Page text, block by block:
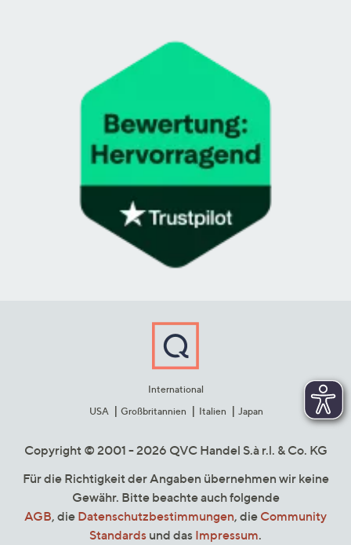
International
USA
Großbritannien Italien Japan
Copyright © 2001 - 2026 QVC Handel S.à r.l. & Co. KG
Für die Richtigkeit der Angaben übernehmen wir keine
Gewähr. Bitte beachte auch folgende
AGB, die Datenschutzbestimmungen, die Community
Standards und das Impressum.